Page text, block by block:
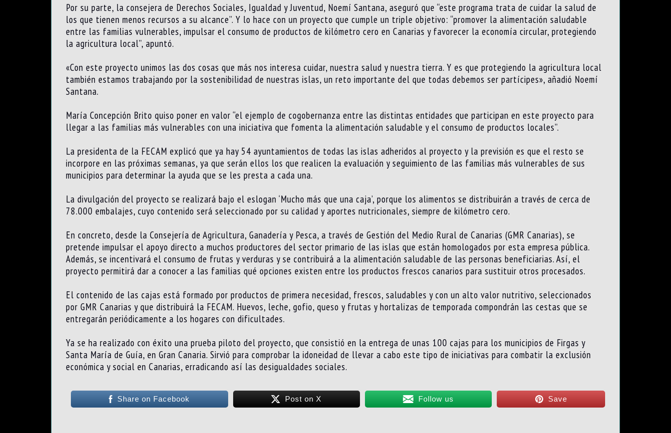
Por su parte, la consejera de Derechos Sociales, Igualdad y Juventud, Noemí Santana, aseguró que “este programa trata de cuidar la salud de
los que tienen menos recursos a su alcance”. Y lo hace con un proyecto que cumple un triple objetivo: “promover la alimentación saludable
entre las familias vulnerables, impulsar el consumo de productos de kilómetro cero en Canarias y favorecer la economía circular, protegiendo
la agricultura local”, apuntó.
«Con este proyecto unimos las dos cosas que más nos interesa cuidar, nuestra salud y nuestra tierra. Y es que protegiendo la agricultura local
también estamos trabajando por la sostenibilidad de nuestras islas, un reto importante del que todas debemos ser partícipes», añadió Noemí
Santana.
María Concepción Brito quiso poner en valor “el ejemplo de cogobernanza entre las distintas entidades que participan en este proyecto para
llegar a las familias más vulnerables con una iniciativa que fomenta la alimentación saludable y el consumo de productos locales”.
La presidenta de la FECAM explicó que ya hay 54 ayuntamientos de todas las islas adheridos al proyecto y la previsión es que el resto se
incorpore en las próximas semanas, ya que serán ellos los que realicen la evaluación y seguimiento de las familias más vulnerables de sus
municipios para determinar la ayuda que se les presta a cada una.
La divulgación del proyecto se realizará bajo el eslogan ‘Mucho más que una caja’, porque los alimentos se distribuirán a través de cerca de
78.000 embalajes, cuyo contenido será seleccionado por su calidad y aportes nutricionales, siempre de kilómetro cero.
En concreto, desde la Consejería de Agricultura, Ganadería y Pesca, a través de Gestión del Medio Rural de Canarias (GMR Canarias), se
pretende impulsar el apoyo directo a muchos productores del sector primario de las islas que están homologados por esta empresa pública.
Además, se incentivará el consumo de frutas y verduras y se contribuirá a la alimentación saludable de las personas beneficiarias. Así, el
proyecto permitirá dar a conocer a las familias qué opciones existen entre los productos frescos canarios para sustituir otros procesados.
El contenido de las cajas está formado por productos de primera necesidad, frescos, saludables y con un alto valor nutritivo, seleccionados
por GMR Canarias y que distribuirá la FECAM. Huevos, leche, gofio, queso y frutas y hortalizas de temporada compondrán las cestas que se
entregarán periódicamente a los hogares con dificultades.
Ya se ha realizado con éxito una prueba piloto del proyecto, que consistió en la entrega de unas 100 cajas para los municipios de Firgas y
Santa María de Guía, en Gran Canaria. Sirvió para comprobar la idoneidad de llevar a cabo este tipo de iniciativas para combatir la exclusión
económica y social en Canarias, erradicando así las desigualdades sociales.
Share on Facebook Post on X Follow us Save